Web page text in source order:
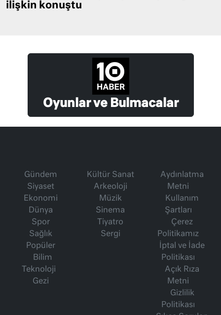
ilişkin konuştu
Oyunlar ve Bulmacalar
Gündem
Siyaset
Ekonomi
Dünya
Spor
Sağlık
Popüler
Bilim
Teknoloji
Gezi
Kültür Sanat
Arkeoloji
Müzik
Sinema
Tiyatro
Sergi
Aydınlatma
Metni
Kullanım
Şartları
Çerez
Politikamız
İptal ve İade
Politikası
Açık Rıza
Metni
Gizlilik
Politikası